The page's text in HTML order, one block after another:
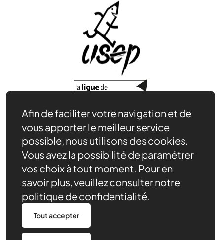
Adhérer, s’affilier
Nos ressources pédagogiques
Productions et bilans des rencontres
Notre rôle
Actualités
Contact
Agenda
Devenir partenaire
Nous trouver
Afin de faciliter votre navigation et de
vous apporter le meilleur service
possible, nous utilisons des cookies.
Vous avez la possibilité de paramétrer
vos choix à tout moment. Pour en
savoir plus, veuillez consulter notre
politique de confidentialité.
Tout accepter